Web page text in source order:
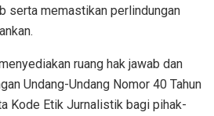
serta memastikan perlindungan
ruang hak jawab dan
Undang-Undang Nomor 40 Tahun
Kode Etik Jurnalistik bagi pihak-